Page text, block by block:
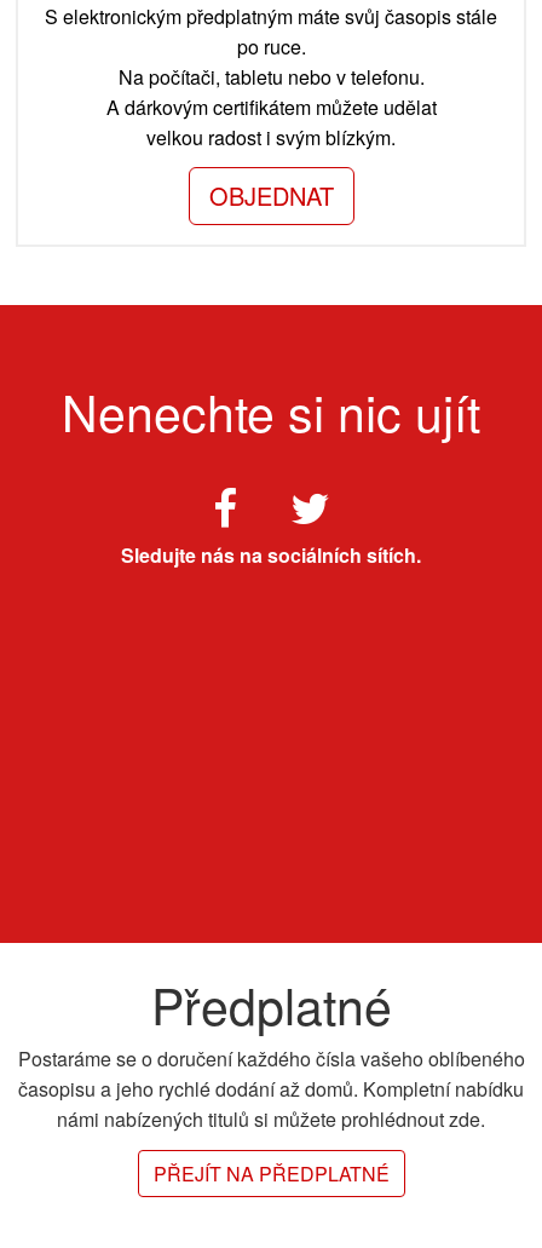
S elektronickým předplatným máte svůj časopis stále
po ruce.
Na počítači, tabletu nebo v telefonu.
A dárkovým certifikátem můžete udělat
velkou radost i svým blízkým.
OBJEDNAT
Nenechte si nic ujít
Sledujte nás na sociálních sítích.
Předplatné
Postaráme se o doručení každého čísla vašeho oblíbeného
časopisu a jeho rychlé dodání až domů. Kompletní nabídku
námi nabízených titulů si můžete prohlédnout zde.
PŘEJÍT NA PŘEDPLATNÉ